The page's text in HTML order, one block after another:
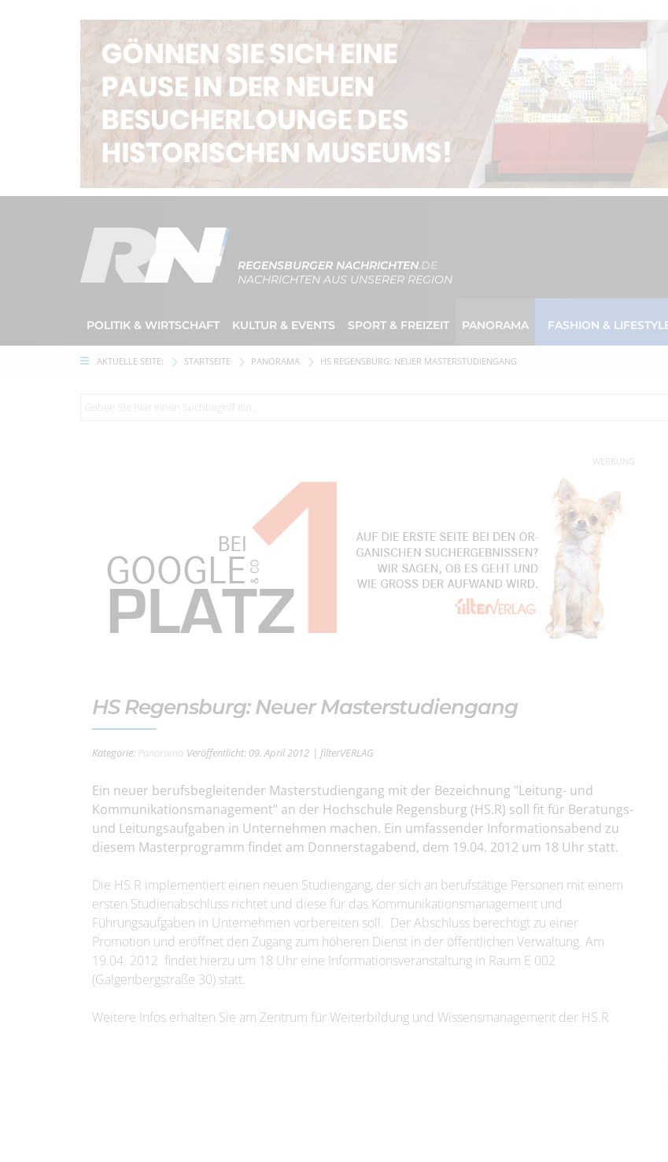
REGENSBURGER NACHRICHTEN.DE
NACHRICHTEN AUS UNSERER REGION
POLITIK & WIRTSCHAFT KULTUR & EVENTS SPORT & FREIZEIT PANORAMA FASHION &
AKTUELLE SEITE: STARTSEITE PANORAMA HS REGENSBURG: NEUER MASTERSTUDIENGANG
WERBUNG
HS Regensburg: Neuer Masterstudiengang
Kategorie: Panorama Veröffentlicht: 09. April 2012 | filterVERLAG
Ein neuer berufsbegleitender Masterstudiengang mit der Bezeichnung "Leitung- und
Kommunikationsmanagement" an der Hochschule Regensburg (HS.R) soll fit für Beratungs-
und Leitungsaufgaben in Unternehmen machen. Ein umfassender Informationsabend zu
diesem Masterprogramm findet am Donnerstagabend, dem 19.04. 2012 um 18 Uhr statt.
Die HS.R implementiert einen neuen Studiengang, der sich an berufstätige Personen mit einem
ersten Studienabschluss richtet und diese für das Kommunikationsmanagement und
Führungsaufgaben in Unternehmen vorbereiten soll. Der Abschluss berechtigt zu einer
Promotion und eröffnet den Zugang zum höheren Dienst in der öffentlichen Verwaltung. Am
19.04. 2012 findet hierzu um 18 Uhr eine Informationsveranstaltung in Raum E 002
(Galgenbergstraße 30) statt.
Weitere Infos erhalten Sie am Zentrum für Weiterbildung und Wissensmanagement der HS.R